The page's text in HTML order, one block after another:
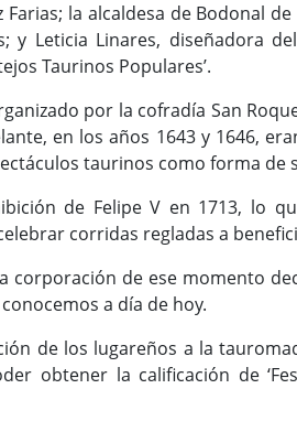
la alcaldesa de Bodonal
y Leticia Linares, diseñadora
Taurinos Populares’.
por la cofradía San
en los años 1643 y 1646,
taurinos como forma
de Felipe V en 1713, lo
corridas regladas a
de ese momento
a día de hoy.
de los lugareños a la
obtener la calificación de